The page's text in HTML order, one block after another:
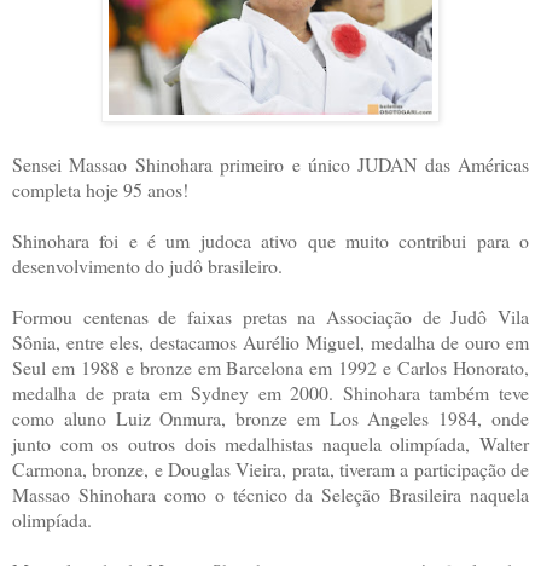
Sensei Massao Shinohara primeiro e único JUDAN das Américas
completa hoje 95 anos!
Shinohara foi e é um judoca ativo que muito contribui para o
desenvolvimento do judô brasileiro.
Formou centenas de faixas pretas na Associação de Judô Vila
Sônia, entre eles, destacamos Aurélio Miguel, medalha de ouro em
Seul em 1988 e bronze em Barcelona em 1992 e Carlos Honorato,
medalha de prata em Sydney em 2000. Shinohara também teve
como aluno Luiz Onmura, bronze em Los Angeles 1984, onde
junto com os outros dois medalhistas naquela olimpíada, Walter
Carmona, bronze, e Douglas Vieira, prata, tiveram a participação de
Massao Shinohara como o técnico da Seleção Brasileira naquela
olimpíada.